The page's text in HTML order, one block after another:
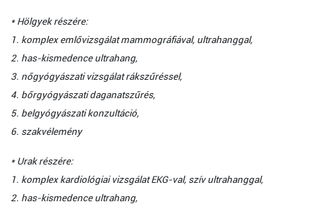
* Hölgyek részére:
1. komplex emlővizsgálat mammográfiával, ultrahanggal,
2. has-kismedence ultrahang,
3. nőgyógyászati vizsgálat rákszűréssel,
4. bőrgyógyászati daganatszűrés,
5. belgyógyászati konzultáció,
6. szakvélemény
* Urak részére:
1. komplex kardiológiai vizsgálat EKG-val, szív ultrahanggal,
2. has-kismedence ultrahang,